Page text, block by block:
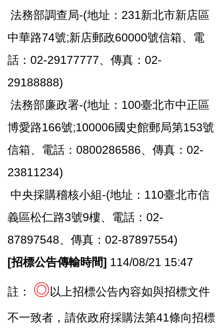
法務部調查局-(地址：231新北市新店區
中華路74號;新店郵政60000號信箱、電
話：02-29177777、傳真：02-
29188888)
法務部廉政署-(地址：100臺北市中正區
博愛路166號;100006國史館郵局第153號
信箱、電話：0800286586、傳真：02-
23811234)
中央採購稽核小組-(地址：110臺北市信
義區松仁路3號9樓、電話：02-
87897548、傳真：02-87897554)
[招標公告傳輸時間] 114/08/21 15:47
註： ◎以上招標公告內容如與招標文件
不一致者，請依政府採購法第41條向招標